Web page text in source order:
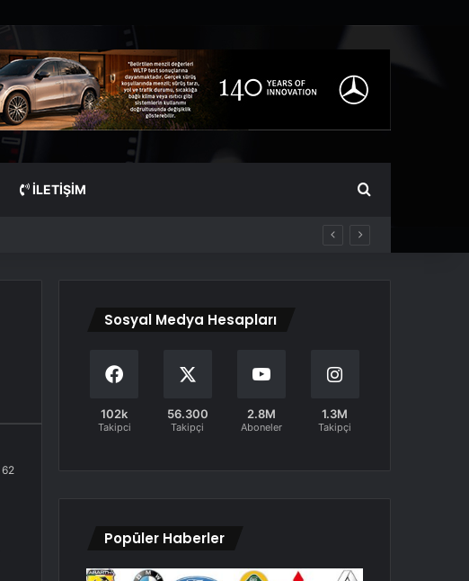
İLETIŞIM Arama yap ...
62
Sosyal Medya Hesapları
102k
Takipci
56.300
Takipçi
2.8M
Aboneler
1.3M
Takipçi
Popüler Haberler